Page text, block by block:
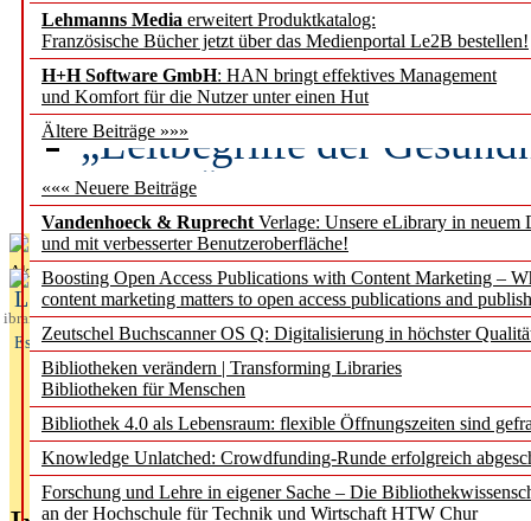
Lehmanns Media erweitert Produktkatalog:
Französische Bücher jetzt über das Medienportal Le2B bestellen!
H+H Software GmbH: HAN bringt effektives Management
und Komfort für die Nutzer unter einen Hut
Ältere Beiträge »»»
««« Neuere Beiträge
Vandenhoeck & Ruprecht Verlage: Unsere eLibrary in neuem
und mit verbesserter Benutzeroberfläche!
Boosting Open Access Publications with Content Marketing –
content marketing matters to open access publications and
Zeutschel Buchscanner OS Q: Digitalisierung in höchster
Bibliotheken verändern | Transforming Libraries
Bibliotheken für Menschen
Bibliothek 4.0 als Lebensraum: flexible Öffnungszeiten sind
Knowledge Unlatched: Crowdfunding-Runde erfolgreich
Forschung und Lehre in eigener Sache – Die
an der Hochschule für Technik und Wirtschaft HTW Chur
Künstliche Intelligenz
besser zu verstehen
„Leitbegriffe der
des BIÖG erscheinen
Aktuelles aus
L
ibrary
Essentials